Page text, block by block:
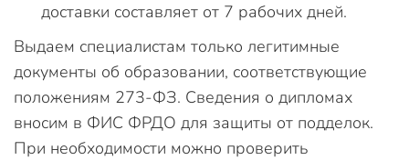
доставки составляет от 7 рабочих дней.
Выдаем специалистам только легитимные
документы об образовании, соответствующие
положениям 273-ФЗ. Сведения о дипломах
вносим в ФИС ФРДО для защиты от подделок.
При необходимости можно проверить